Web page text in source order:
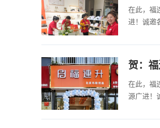
在此，福
进！诚邀
贺：
在此，福
源广进！